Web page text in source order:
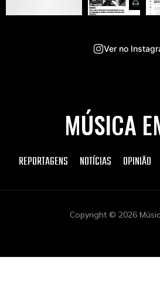
Ver no
MÚSICA
REPORTAGENS NOTÍCIAS OPINIÃO
Copyright © 2026